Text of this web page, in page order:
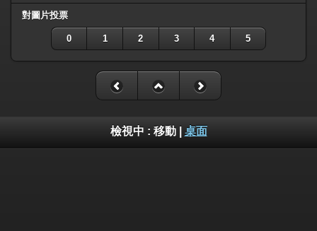
對圖片投票
0 1 2 3 4 5
檢視中 : 移動| 桌面